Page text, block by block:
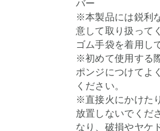
バー
※本製品には鋭利
意して取り扱って
ゴム手袋を着用し
※初めて使用する
ポンジにつけてよ
ください。
※直接火にかけた
放置しないでくだ
なり、破損やヤケ